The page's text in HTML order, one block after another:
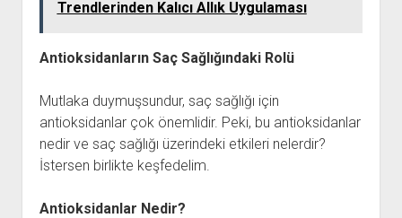
Trendlerinden Kalıcı Allık Uygulaması
Antioksidanların Saç Sağlığındaki Rolü
Mutlaka duymuşsundur, saç sağlığı için
antioksidanlar çok önemlidir. Peki, bu antioksidanlar
nedir ve saç sağlığı üzerindeki etkileri nelerdir?
İstersen birlikte keşfedelim.
Antioksidanlar Nedir?